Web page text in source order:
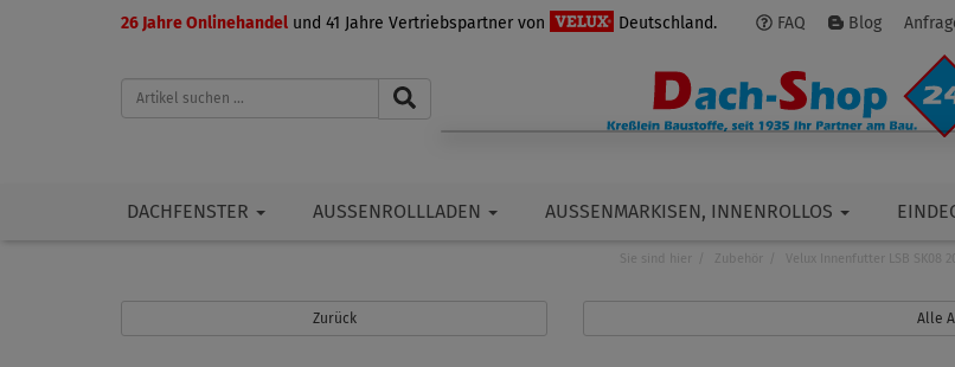
26 Jahre Onlinehandel und 41 Jahre Vertriebspartner von Deutschland. FAQ Blog
DACHFENSTER AUSSENROLLLADEN AUSSENMARKISEN, INNENROLLOS
Sie sind hier Zubehör Velux Innenfutter LSB SK08
Zurück Alle